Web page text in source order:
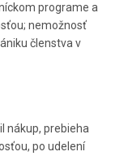
programe a
nemožnosť
členstva v
nákup, prebieha
po udelení